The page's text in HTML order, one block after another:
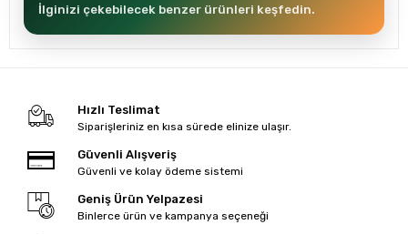
İlginizi çekebilecek benzer ürünleri keşfedin.
Hızlı Teslimat
Siparişleriniz en kısa sürede elinize ulaşır.
Güvenli Alışveriş
Güvenli ve kolay ödeme sistemi
Geniş Ürün Yelpazesi
Binlerce ürün ve kampanya seçeneği